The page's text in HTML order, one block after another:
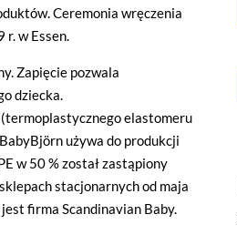
Ceremonia wręczenia
r. w Essen.
Zapięcie pozwala
dziecka.
elastomeru
używa do produkcji
w 50 % został zastąpiony
stacjonarnych od maja
firma Scandinavian Baby.